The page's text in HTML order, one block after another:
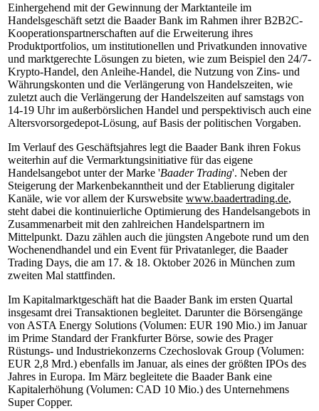
Einhergehend mit der Gewinnung der Marktanteile im
Handelsgeschäft setzt die Baader Bank im Rahmen ihrer B2B2C-
Kooperationspartnerschaften auf die Erweiterung ihres
Produktportfolios, um institutionellen und Privatkunden innovative
und marktgerechte Lösungen zu bieten, wie zum Beispiel den 24/7-
Krypto-Handel, den Anleihe-Handel, die Nutzung von Zins- und
Währungskonten und die Verlängerung von Handelszeiten, wie
zuletzt auch die Verlängerung der Handelszeiten auf samstags von
14-19 Uhr im außerbörslichen Handel und perspektivisch auch eine
Altersvorsorgedepot-Lösung, auf Basis der politischen Vorgaben.
Im Verlauf des Geschäftsjahres legt die Baader Bank ihren Fokus
weiterhin auf die Vermarktungsinitiative für das eigene
Handelsangebot unter der Marke 'Baader Trading'. Neben der
Steigerung der Markenbekanntheit und der Etablierung digitaler
Kanäle, wie vor allem der Kurswebsite www.baadertrading.de,
steht dabei die kontinuierliche Optimierung des Handelsangebots in
Zusammenarbeit mit den zahlreichen Handelspartnern im
Mittelpunkt. Dazu zählen auch die jüngsten Angebote rund um den
Wochenendhandel und ein Event für Privatanleger, die Baader
Trading Days, die am 17. & 18. Oktober 2026 in München zum
zweiten Mal stattfinden.
Im Kapitalmarktgeschäft hat die Baader Bank im ersten Quartal
insgesamt drei Transaktionen begleitet. Darunter die Börsengänge
von ASTA Energy Solutions (Volumen: EUR 190 Mio.) im Januar
im Prime Standard der Frankfurter Börse, sowie des Prager
Rüstungs- und Industriekonzerns Czechoslovak Group (Volumen:
EUR 2,8 Mrd.) ebenfalls im Januar, als eines der größten IPOs des
Jahres in Europa. Im März begleitete die Baader Bank eine
Kapitalerhöhung (Volumen: CAD 10 Mio.) des Unternehmens
Super Copper.